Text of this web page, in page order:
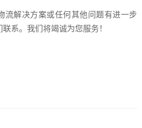
流解决方案或任何其他问题有进一步
系。我们将竭诚为您服务！